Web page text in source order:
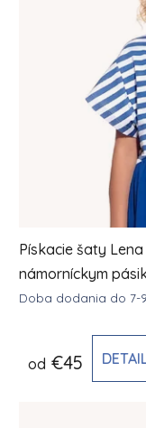
Pískacie šaty
námorníckym
Doba dodania do 7-
od €45